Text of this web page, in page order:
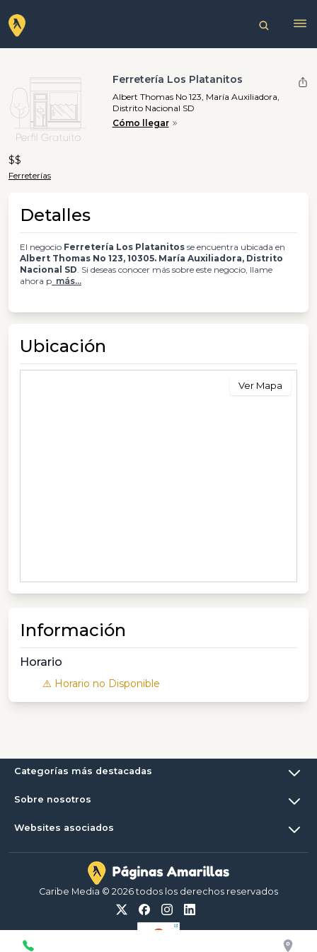
Ferretería Los Platanitos
Albert Thomas No 123, María Auxiliadora,
Distrito Nacional SD
Cómo llegar
$$
Ferreterías
Detalles
El negocio Ferretería Los Platanitos se encuentra ubicada en
Albert Thomas No 123, 10305. María Auxiliadora, Distrito
Nacional SD. Si deseas conocer más sobre este negocio, llame
ahora p más...
Ubicación
Ver Mapa
Información
Horario
⚠️ Horario no Disponible
Categorías más destacadas
Sobre nosotros
Websites asociados
Caribe Media © 2026 todos los derechos reservados